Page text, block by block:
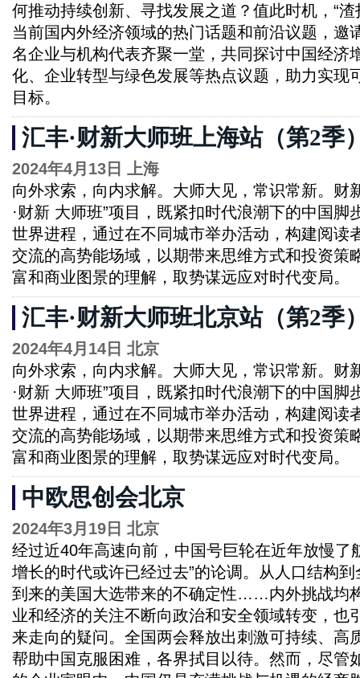
何推动持续创新、寻找发展之道？值此时机，“
当前国内外经济领域的热门话题和前沿议题，邀
名企业与机构代表齐聚一堂，共同探讨中国经济
化、企业转型与绿色发展等热点议题，助力实现
目标。
汇丰·财新大师班上海站（第2季
2024年4月13日 上海
向外求索，向内求解。大师大见，常识常新。财
·财新 大师班”项目，既紧扣时代浪潮下的中国脚
世界进程，通过在不同城市举办活动，构建阅读
交流的高势能场域，以期带来思维方式和投资策
富和商业图景的理解，取势谋远应对时代变局。
汇丰·财新大师班北京站（第2季
2024年4月14日 北京
向外求索，向内求解。大师大见，常识常新。财
·财新 大师班”项目，既紧扣时代浪潮下的中国脚
世界进程，通过在不同城市举办活动，构建阅读
交流的高势能场域，以期带来思维方式和投资策
富和商业图景的理解，取势谋远应对时代变局。
中欧思创会北京
2024年3月19日 北京
经过近40年高速向前，中国号巨轮在近年放慢了
增长的时代或许已经过去”的论调。从人口结构
到来的美国大选带来的不确定性……内外挑战均
业和经济的关注不断向政治和安全领域转变，也
来走向的疑问。全国两会释放出刺激可持续、高
帮助中国克服困难，各界拭目以待。然而，尽管